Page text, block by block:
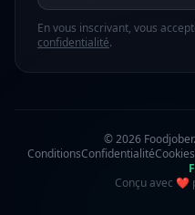
En vous inscrivant, vous
confidentialité.
© 2026
ConditionsConfidentialitéCookies
Conçu avec ❤